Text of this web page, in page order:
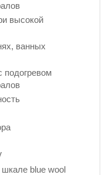
высокой
ванных
подогревом
шкале blue wool